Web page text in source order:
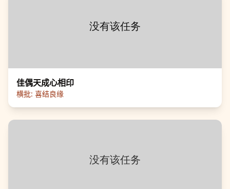
佳偶天成心相印
横批: 喜结良缘